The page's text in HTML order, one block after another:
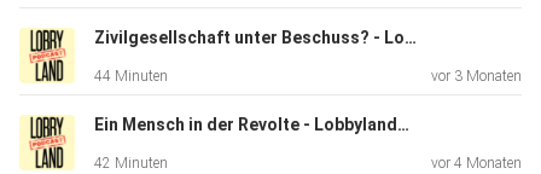
Wohlstand für alle
https://www.youtube.com/c/WohlstandfürAlle
https://www.youtube.com/c/DunklerParabelritter -----
Lobbyland -
Zivilgesellschaft unter Beschuss? - Lobbyland#91
44 Minuten vor 3 Monaten
Ein Mensch in der Revolte - Lobbyland#90
42 Minuten vor 4 Monaten